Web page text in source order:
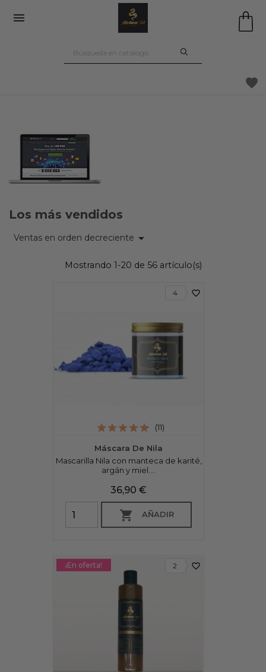

favorite
Los más vendidos
Ventas en orden decreciente 
Mostrando 1-20 de 56 artículo(s)
Máscara De Nila
Mascarilla Nila con manteca de karité,
argán y miel....
Precio
36,90 €
 AÑADIR
favorite_border
4
(11)
favorite_border
2
¡En oferta!